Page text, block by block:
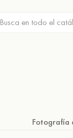
Fotografía